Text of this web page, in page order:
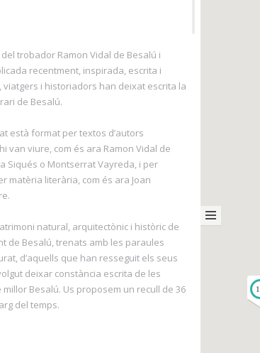
del trobador Ramon Vidal de Besalú i
recentment, inspirada, escrita i
viatgers i historiadors han deixat escrita la
de Besalú.
està format per textos d’autors
van viure, com és ara Ramon Vidal de
Siqués o Montserrat Vayreda, i per
matèria literària, com és ara Joan
natural, arquitectònic i històric de
de Besalú, trenats amb les paraules
d’aquells que han resseguit els seus
deixar constància escrita de les
Besalú. Us proposem un recull de 36
del temps.